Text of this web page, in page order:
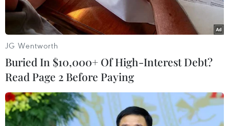
Theo dõi VietnamPlus
TIN LIÊN QUAN
JG Wentworth
Buried In $10,000+ Of High-Interest Debt?
Read Page 2 Before Paying